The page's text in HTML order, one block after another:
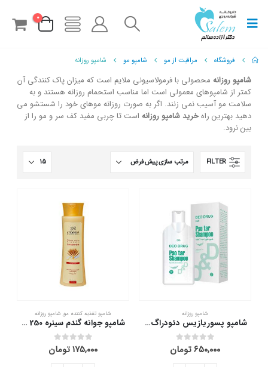
0
فروشگاه مراقبت از مو شامپو مو شامپو روزانه
شامپو روزانه محصولی با فرمولاسیونی ملایم است که میزان پاک کنندگی آن
کمتر از شامپوهای معمولی است اما مناسب استحمام روزانه هستند و به
سلامت مو آسیب نمی زنند. اگر به صورت روزانه موهای خود را شستشو می
دهید بهترین راهخرید شامپو روزانه است تا چربی مفید کف سر و مو را از
بین نرود.
FILTER
شامپو روزانه
شامپو پسوریازیس دئودراگ 200 میلی لیتر
۶۵۰,۰۰۰تومان
شامپو تغذیه کننده مو, شامپو روزانه
شامپو جوانه گندم سینره 250 میلی لیتر
۱۷۵,۰۰۰تومان